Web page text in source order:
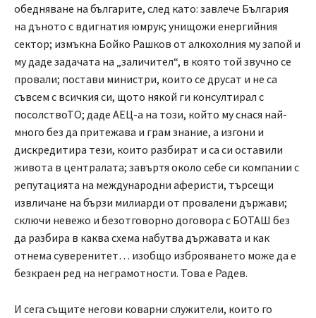
обедняване на българите, след като: завлече България
на дъното с вдигнатия юмрук; унищожи енергийния
сектор; измъкна Бойко Рашков от алкохолния му запой и
му даде задачата на „заличител“, в която той звучно се
провали; постави министри, които се друсат и не са
съвсем с всичкия си, щото някой ги консултирал с
посолствоТО; даде АЕЦ-а на този, който му снася най-
много без да притежава и грам знание, а изгони и
дискредитира тези, които разбират и са си оставили
живота в централата; завъртя около себе си компании с
репутацията на международни аферисти, търсещи
извличане на бързи милиарди от провалени държави;
сключи невежо и безотговорно договора с БОТАШ без
да разбира в каква схема набутва държавата и как
отнема суверенитет… изобщо изброяването може да е
безкраен ред на неграмотности. Това е Радев.
И сега същите негови коварни служители, които го